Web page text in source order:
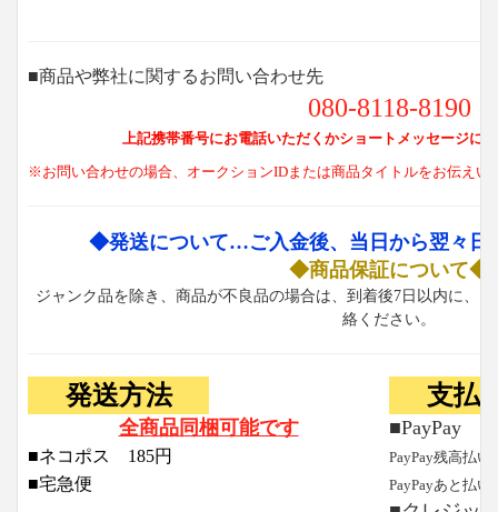
■商品や弊社に関するお問い合わせ先
080-8118-8190
上記携帯番号にお電話いただくかショートメッセージに
※お問い合わせの場合、オークションIDまたは商品タイトルをお伝えい
◆発送について…ご入金後、当日から翌々日
◆商品保証について◆
ジャンク品を除き、商品が不良品の場合は、到着後7日以内に、
絡ください。
発送方法
全商品同梱可能です
■ネコポス 185円
■宅急便
支払
■PayPay
PayPay残高払い
PayPayあと払い